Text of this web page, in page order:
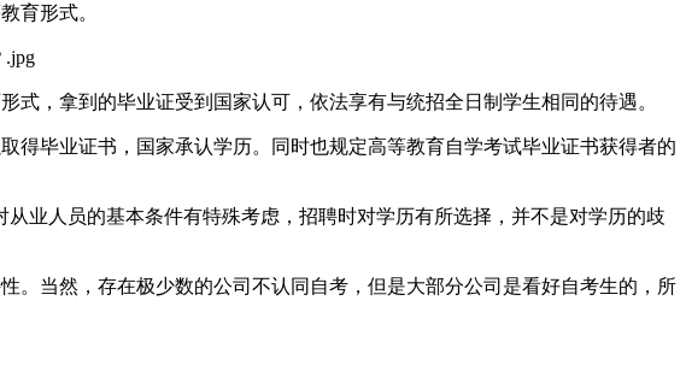
育形式。
，拿到的毕业证受到国家认可，依法享有与统招全日制学生相同的待遇。
得毕业证书，国家承认学历。同时也规定高等教育自学考试毕业证书获得者的
业人员的基本条件有特殊考虑，招聘时对学历有所选择，并不是对学历的歧
。当然，存在极少数的公司不认同自考，但是大部分公司是看好自考生的，所